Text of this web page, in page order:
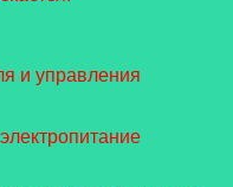
и управления